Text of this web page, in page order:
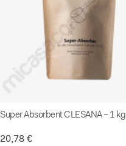
Super Absorbent CLESANA – 1 kg
20,78 €